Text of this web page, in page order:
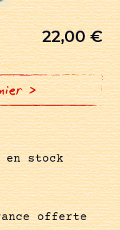
22,00€
>
en stock
offerte